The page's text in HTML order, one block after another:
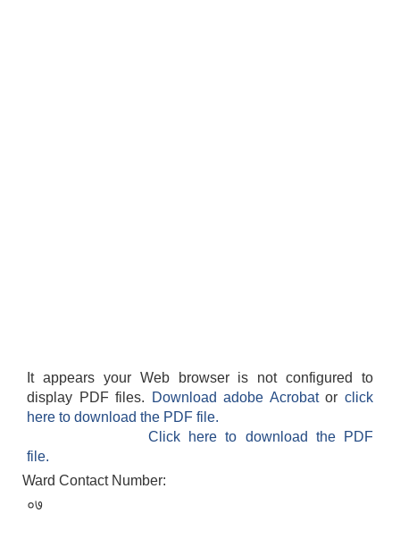
It appears your Web browser is not configured to
display PDF files.
Download adobe Acrobatorclick
here to download the PDF file.
Click here to download the PDF
file.
Ward Contact Number:
०७